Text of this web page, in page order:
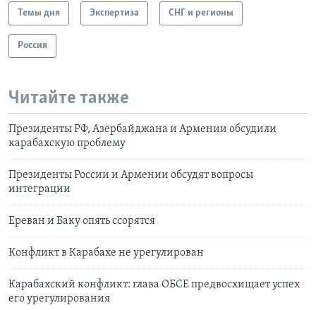
Темы дня Экспертиза СНГ и регионы
Россия
Читайте также
Президенты РФ, Азербайджана и Армении обсудили
карабахскую проблему
Президенты России и Армении обсудят вопросы
интеграции
Ереван и Баку опять ссорятся
Конфликт в Карабахе не урегулирован
Карабахский конфликт: глава ОБСЕ предвосхищает успех
его урегулирования